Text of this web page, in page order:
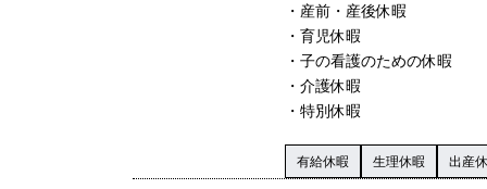
・産前・産後休暇
・育児休暇
・子の看護のための休暇
・介護休暇
・特別休暇
有給休暇 生理休暇 出産